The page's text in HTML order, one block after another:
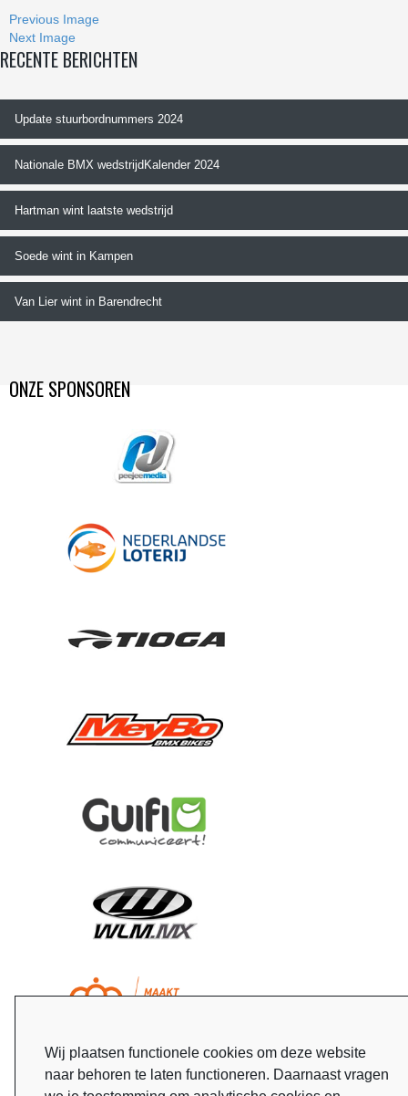
Wij plaatsen functionele cookies om deze website
naar behoren te laten functioneren. Daarnaast vragen
Previous Image
Next Image
RECENTE BERICHTEN
Update stuurbordnummers 2024
Nationale BMX wedstrijdKalender 2024
Hartman wint laatste wedstrijd
Soede wint in Kampen
Van Lier wint in Barendrecht
ONZE SPONSOREN